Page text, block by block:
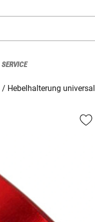
SERVICE
Hebelhalterung universal